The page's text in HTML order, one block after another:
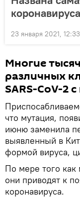
коронавируса
23 января 2021, 12:33
Многие
различных
SARS-CoV-2
что мутация,
июню заменила
выявленный в
формой вируса,
По мере того как
они приводят к
коронавируса.